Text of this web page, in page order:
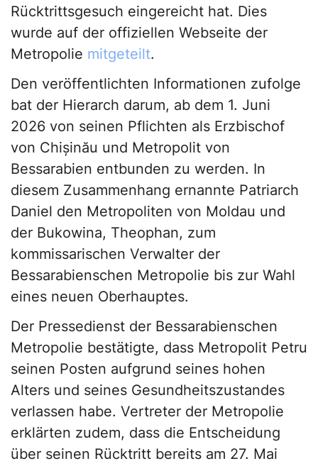
Rücktrittsgesuch eingereicht hat. Dies
wurde auf der offiziellen Webseite der
Metropolie mitgeteilt.
Den veröffentlichten Informationen zufolge
bat der Hierarch darum, ab dem 1. Juni
2026 von seinen Pflichten als Erzbischof
von Chișinău und Metropolit von
Bessarabien entbunden zu werden. In
diesem Zusammenhang ernannte Patriarch
Daniel den Metropoliten von Moldau und
der Bukowina, Theophan, zum
kommissarischen Verwalter der
Bessarabienschen Metropolie bis zur Wahl
eines neuen Oberhauptes.
Der Pressedienst der Bessarabienschen
Metropolie bestätigte, dass Metropolit Petru
seinen Posten aufgrund seines hohen
Alters und seines Gesundheitszustandes
verlassen habe. Vertreter der Metropolie
erklärten zudem, dass die Entscheidung
über seinen Rücktritt bereits am 27. Mai